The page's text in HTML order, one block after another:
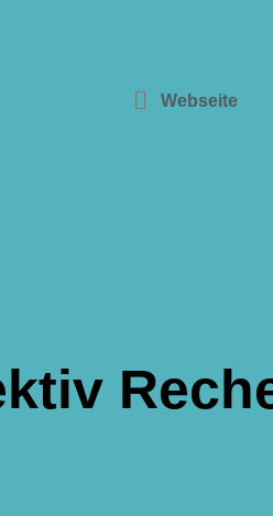
Webseite